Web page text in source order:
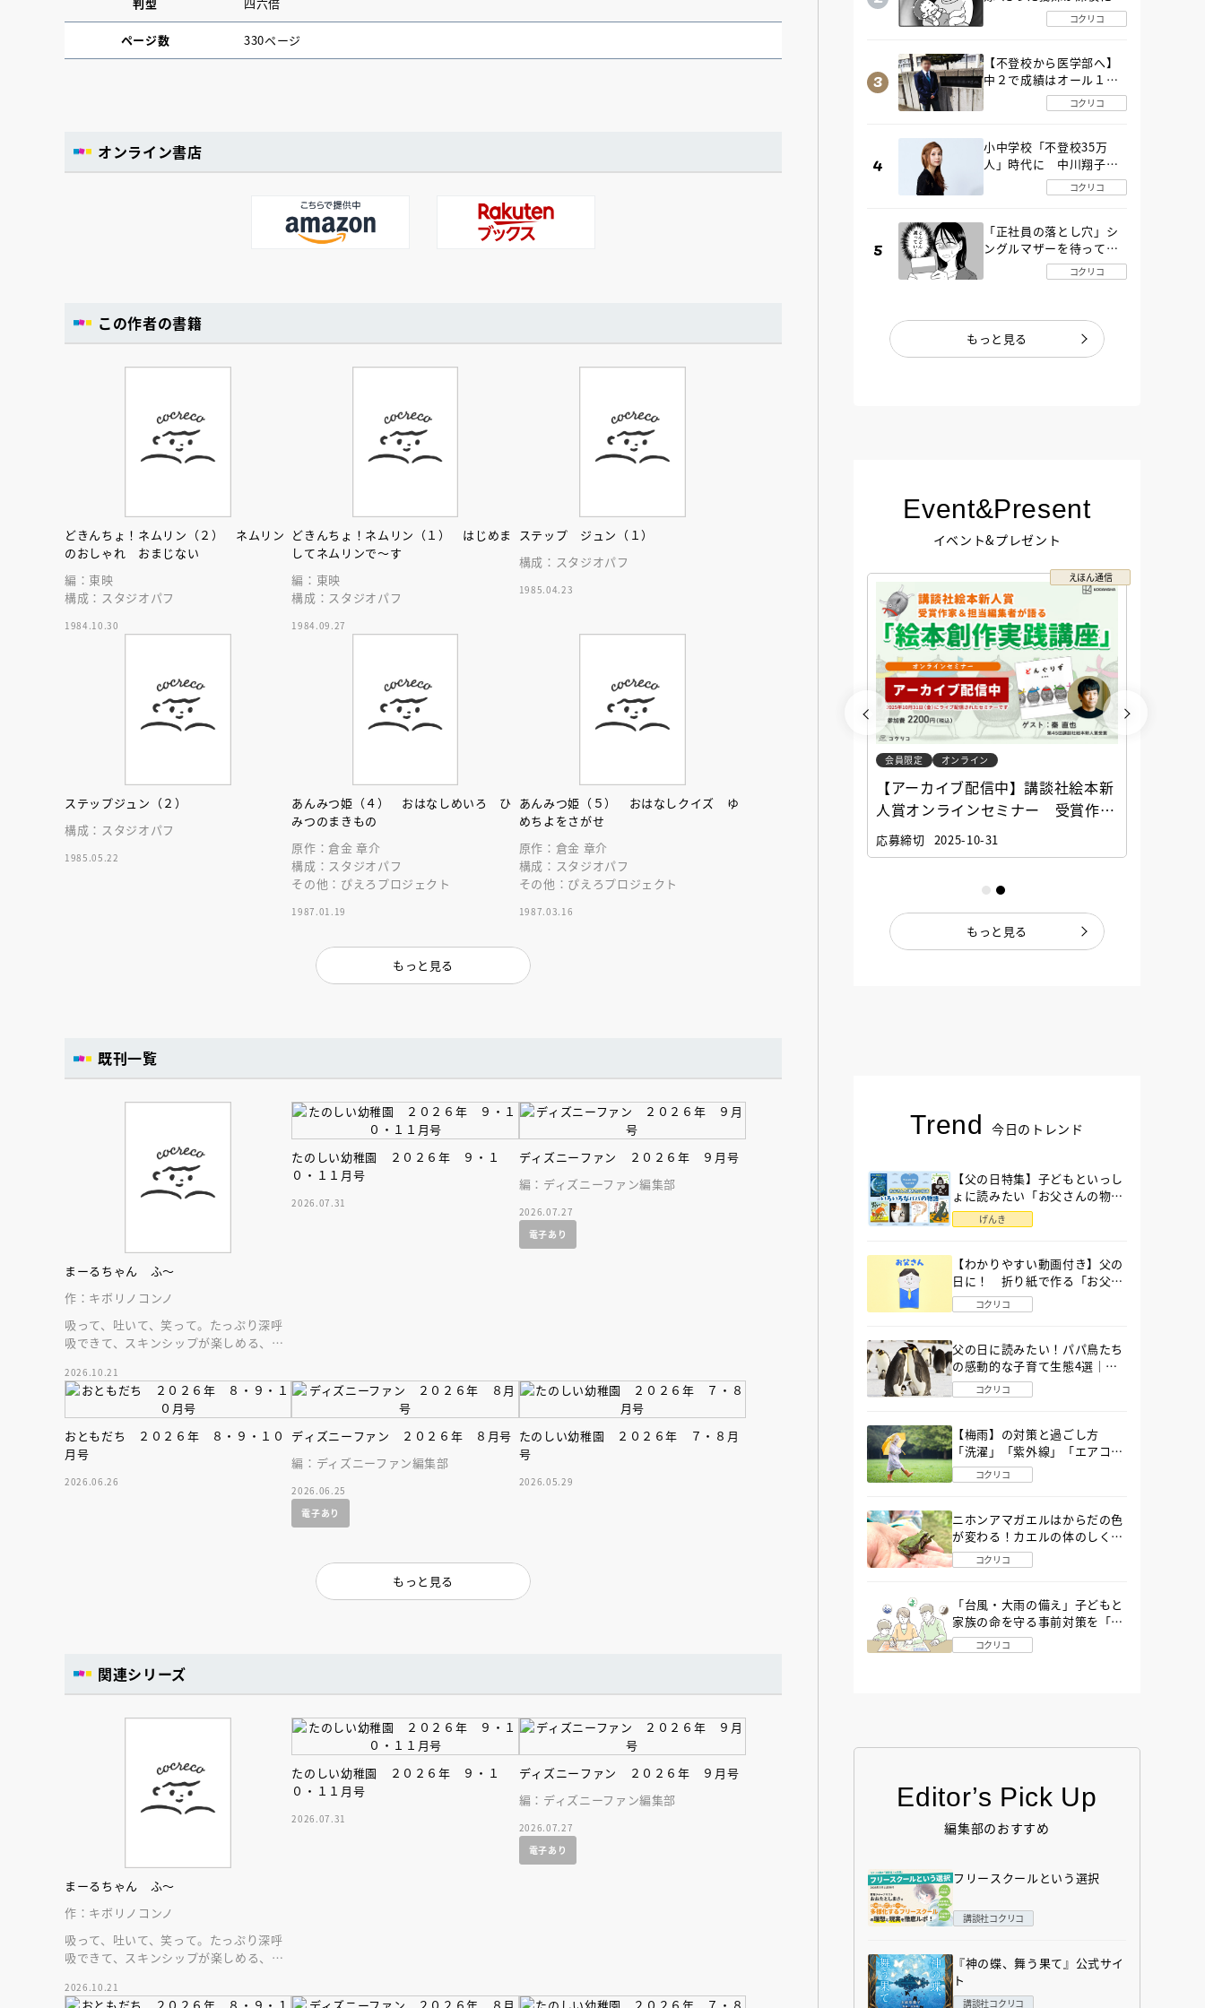
ページ数 330ページ
オンライン書店
この作者の書籍
どきんちょ！ネムリン（２） ネムリン
のおしゃれ おまじない
編：東映
構成：スタジオパフ
1984.10.30
どきんちょ！ネムリン（１） はじめま
してネムリンで～す
編：東映
構成：スタジオパフ
1984.09.27
ステップ ジュン（１）
構成：スタジオパフ
1985.04.23
ステップジュン（２）
構成：スタジオパフ
1985.05.22
あんみつ姫（４） おはなしめいろ ひ
みつのまきもの
原作：倉金 章介
構成：スタジオパフ
その他：ぴえろプロジェクト
1987.01.19
あんみつ姫（５） おはなしクイズ ゆ
めちよをさがせ
原作：倉金 章介
構成：スタジオパフ
その他：ぴえろプロジェクト
1987.03.16
もっと見る
既刊一覧
まーるちゃん ふ～
作：キボリノコンノ
吸って、吐いて、笑って。たっぷり深呼
吸できて、スキンシップが楽しめる、大
ーストブック。
2026.10.21
たのしい幼稚園 ２０２６年 ９・１
０・１１月号
2026.07.31
ディズニーファン ２０２６年 ９月号
編：ディズニーファン編集部
2026.07.27
電子あり
おともだち ２０２６年 ８・９・１０
月号
2026.06.26
ディズニーファン ２０２６年 ８月号
編：ディズニーファン編集部
2026.06.25
電子あり
たのしい幼稚園 ２０２６年 ７・８月
号
2026.05.29
もっと見る
関連シリーズ
まーるちゃん ふ～
作：キボリノコンノ
吸って、吐いて、笑って。たっぷり深呼
吸できて、スキンシップが楽しめる、大
ーストブック。
2026.10.21
たのしい幼稚園 ２０２６年 ９・１
０・１１月号
2026.07.31
ディズニーファン ２０２６年 ９月号
編：ディズニーファン編集部
2026.07.27
電子あり
SOS！ エアコンなし・
肉禁止の義実家ルールに
コクリコ
【不登校から医学部へ】
中２で成績はオール１
「昼夜逆転」したわが子
を”夜遊び”に連れ出した
コクリコ
小中学校「不登校35万
人」時代に 中川翔子さ
んが審査委員長「不登校
生動画甲子園 2026」が開
コクリコ
「正社員の落とし穴」シ
ングルマザーを待ってい
た“魔の２年間”【後編】
コクリコ
もっと見る
Event&Present
イベント&プレゼント
【アーカイブ配信中】講談社絵本新
人賞オンラインセミナー 受賞作家
と担当編集者が語る「絵本創作実践
講座」
応募締切
アーカイブ配信中【第67回講談社児
童文学新人賞】受賞作家と前選考委
員に聞く「児童文学創作セミナー」
えほん通信
会員限定 オンライン
【アーカイブ配信中】講談社絵本新
人賞オンラインセミナー 受賞作家
と担当編集者が語る「絵本創作実践
講座」
応募締切 2025-10-31
もっと見る
Trend 今日のトレンド
【父の日特集】子どもといっし
ょに読みたい「お父さんの物
語」６選
げんき
【わかりやすい動画付き】父の
日に！ 折り紙で作る「お父さ
ん」の簡単な折り方
コクリコ
父の日に読みたい！パパ鳥たち
の感動的な子育て生態4選｜図
鑑MOVE
コクリコ
【梅雨】の対策と過ごし方
「洗濯」「紫外線」「エアコ
ン」「ゲリラ豪雨」…〔気象予
報士が完全ガイド〕
コクリコ
ニホンアマガエルはからだの色
が変わる！カエルの体のしくみ
から両生類の特ちょうまで図鑑
MOVEが解説！
コクリコ
「台風・大雨の備え」子どもと
家族の命を守る事前対策を「防
災アドバイザー」が解説
コクリコ
Editor’s Pick Up
編集部のおすすめ
フリースクールという選択
講談社コクリコ
『神の蝶、舞う果て』公式サイ
ト
講談社コクリコ